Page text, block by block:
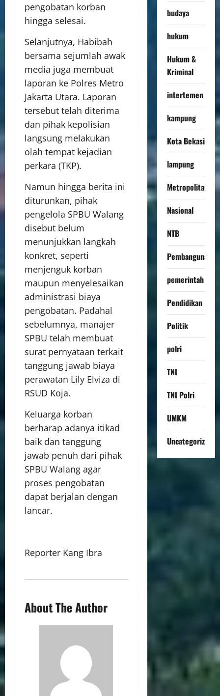
pengobatan korban
hingga selesai.
Selanjutnya, Habibah
bersama sejumlah awak
media juga membuat
laporan ke Polres Metro
Jakarta Utara. Laporan
tersebut telah diterima
dan pihak kepolisian
langsung melakukan
olah tempat kejadian
perkara (TKP).
Namun hingga berita ini
diturunkan, pihak
pengelola SPBU Walang
disebut belum
menunjukkan langkah
konkret, seperti
menjenguk korban
maupun menyelesaikan
administrasi biaya
pengobatan. Padahal
sebelumnya, manajer
SPBU telah membuat
surat pernyataan terkait
tanggung jawab biaya
perawatan Lily Elviza di
RSUD Koja.
Keluarga korban
berharap adanya itikad
baik dan tanggung
jawab penuh dari pihak
SPBU Walang agar
proses pengobatan
dapat berjalan dengan
lancar.
Reporter Kang Ibra
About The Author
budaya
hukum
Hukum &
Kriminal
intertemen
kampung
Kota Bekasi
lampung
Metropolitan
Nasional
NTB
Pembangunan
pemerintah
Pendidikan
Politik
polri
TNI
TNI Polri
UMKM
Uncategorized